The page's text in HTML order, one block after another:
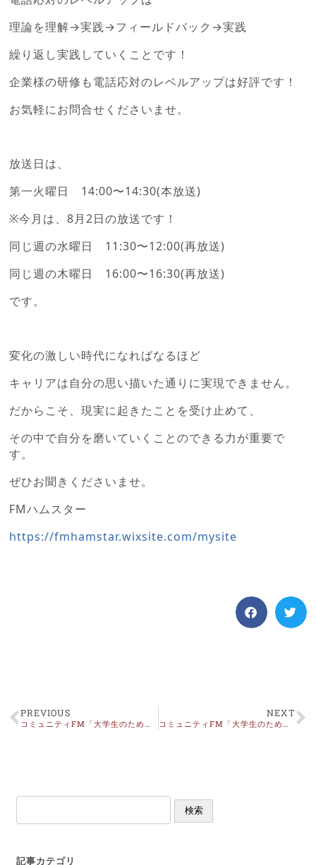
理論を理解→実践→フィールドバック→実践
繰り返し実践していくことです！
企業様の研修も電話応対のレベルアップは好評です！
お気軽にお問合せくださいませ。
放送日は、
第一火曜日 14:00〜14:30(本放送)
※今月は、8月2日の放送です！
同じ週の水曜日 11:30〜12:00(再放送)
同じ週の木曜日 16:00〜16:30(再放送)
です。
変化の激しい時代になればなるほど
キャリアは自分の思い描いた通りに実現できません。
だからこそ、現実に起きたことを受け止めて、
その中で自分を磨いていくことのできる力が重要で
す。
ぜひお聞きくださいませ。
FMハムスター
https://fmhamstar.wixsite.com/mysite
PREVIOUS
コミュニティFM「大学生のための役立つマナー講座」9月放送OA
NEXT
コミュニティFM「大学生のための役立つマナー講座」７月放送OA
検索
記事カテゴリ